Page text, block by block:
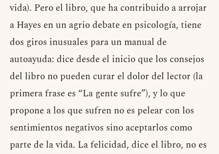
vida). Pero el libro, que ha contribuido a arrojar
a Hayes en un agrio debate en psicología, tiene
dos giros inusuales para un manual de
autoayuda: dice desde el inicio que los consejos
del libro no pueden curar el dolor del lector (la
primera frase es “La gente sufre”), y lo que
propone a los que sufren no es pelear con los
sentimientos negativos sino aceptarlos como
parte de la vida. La felicidad, dice el libro, no es